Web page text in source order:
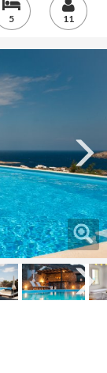
5 11
Next